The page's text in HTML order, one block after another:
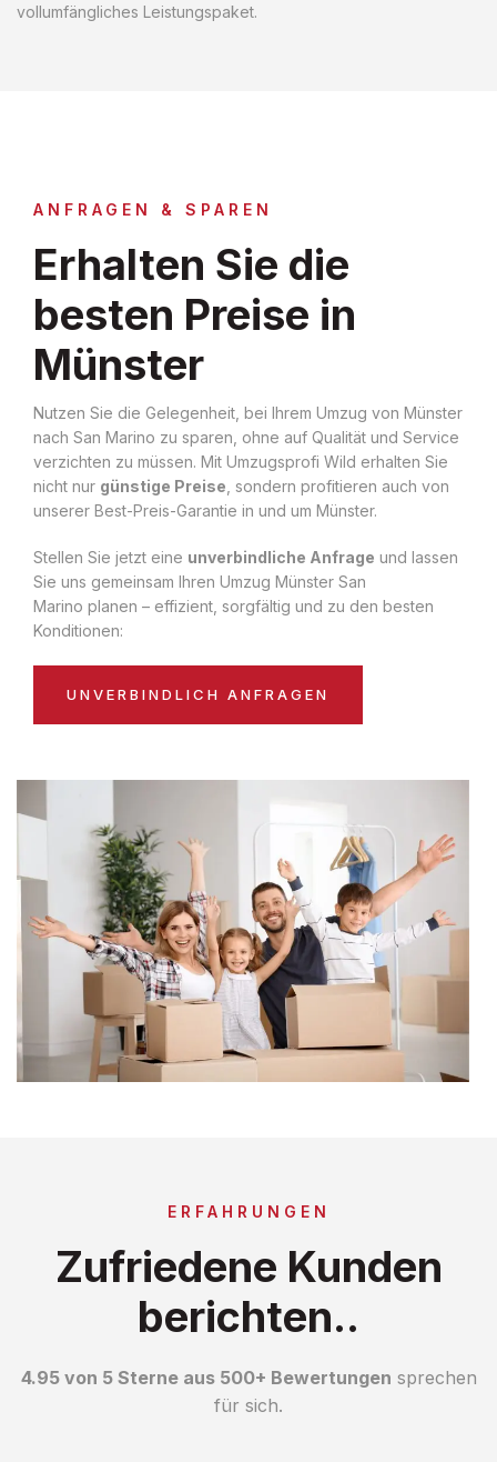
vollumfängliches Leistungspaket.
ANFRAGEN & SPAREN
Erhalten Sie die
besten Preise in
Münster
Nutzen Sie die Gelegenheit, bei Ihrem Umzug von Münster
nach San Marino zu sparen, ohne auf Qualität und Service
verzichten zu müssen. Mit Umzugsprofi Wild erhalten Sie
nicht nur günstige Preise , sondern profitieren auch von
unserer Best-Preis-Garantie in und um Münster.
Stellen Sie jetzt eine unverbindliche Anfrage und lassen
Sie uns gemeinsam Ihren Umzug Münster San
Marino planen – effizient, sorgfältig und zu den besten
Konditionen:
UNVERBINDLICH ANFRAGEN
ERFAHRUNGEN
Zufriedene Kunden
berichten..
4.95 von 5 Sterne aus 500+ Bewertungen sprechen
für sich.